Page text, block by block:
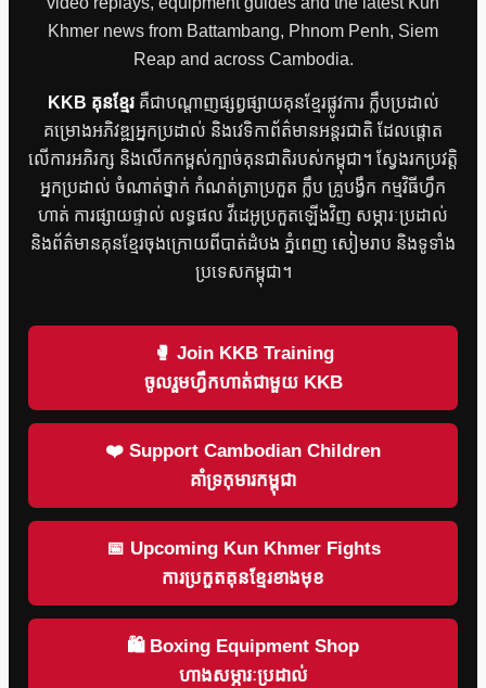
Khmer news from Battambang, Phnom Penh, Siem
Reap and across Cambodia.
KKB គុនខ្មែរគឺជាបណ្តាញផ្សព្វផ្សាយគុនខ្មែរផ្លូវការ ក្លឹបប្រដាល់
គម្រោងអភិវឌ្ឍអ្នកប្រដាល់ និងវេទិកាព័ត៌មានអន្តរជាតិ ដែលផ្តោត
លើការអភិរក្ស និងលើកកម្ពស់ក្បាច់គុនជាតិរបស់កម្ពុជា។ ស្វែងរកប្រវត្តិ
អ្នកប្រដាល់ ចំណាត់ថ្នាក់ កំណត់ត្រាប្រកួត ក្លឹប គ្រូបង្វឹក កម្មវិធីហ្វឹក
ហាត់ ការផ្សាយផ្ទាល់ លទ្ធផល វីដេអូប្រកួតឡើងវិញ សម្ភារៈប្រដាល់
និងព័ត៌មានគុនខ្មែរចុងក្រោយពីបាត់ដំបង ភ្នំពេញ សៀមរាប និងទូទាំង
ប្រទេសកម្ពុជា។
🥊 Join KKB Training
ចូលរួមហ្វឹកហាត់ជាមួយ KKB
❤️ Support Cambodian Children
គាំទ្រកុមារកម្ពុជា
📅 Upcoming Kun Khmer Fights
ការប្រកួតគុនខ្មែរខាងមុខ
🛍 Boxing Equipment Shop
ហាងសម្ភារៈប្រដាល់